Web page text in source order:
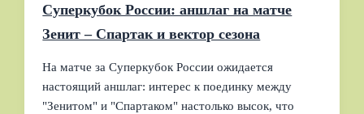
Суперкубок России: аншлаг на матче
Зенит – Спартак и вектор сезона
На матче за Суперкубок России ожидается
настоящий аншлаг: интерес к поединку между
"Зенитом" и "Спартаком" настолько высок, что